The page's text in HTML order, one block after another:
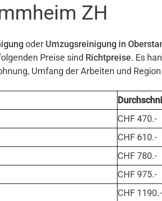
ZH
oder Umzugsreinigung in
Preise sind Richtpreise. Es
Umfang der Arbeiten und
CHF 470.-
CHF 610.-
CHF 780.-
CHF 975.-
CHF 1190.-